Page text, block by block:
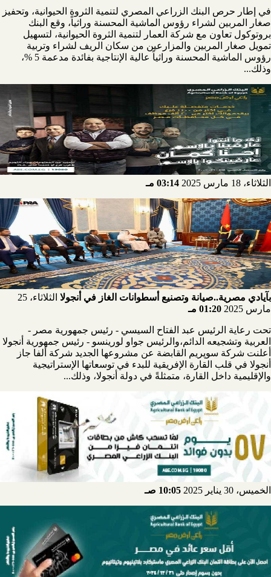
في إطار حرص البنك الزراعي المصري لتنمية الثروة الحيوانية، وتحفيز
صغار المربين لشراء رؤوس الماشية المحسنة وراثياً، وقع البنك
بروتوكول تعاون مع شركة العمار لتنمية الثروة الحيوانية، لتسهيل
تمويل صغار المربين والمزارعين من سكان الريف لشراء وتربية
رؤوس الماشية المحسنة وراثياً عالية الإنتاجية بفائدة مدعمة 5 %،
وذلك...
الثلاثاء، 18 مارس 2025 03:14 مـ
بآيادي مصرية..صيانة وتصنيع أسطوانات الغاز في أنجولا
الثلاثاء، 25
مارس 2025
01:20 مـ
تحت رعاية الرئيس عبد الفتاح السيسي - رئيس جمهورية مصر -
العربية وتشجيعه الدائم،والرئيس جواو لورينسو - رئيس جمهورية أنجولا
أعلنت شركة سوپريم القابضة عن مشروعها الجديد شركة ألفا جاز
أنجولا في قلب القارة الإفريقية للبدء في توسعاتها الإستراتيجية
والإقليمية داخل القارة، متمثلةً في دولة أنجولا، وذلك...
الخميس، 30 يناير 2025 10:05 صـ